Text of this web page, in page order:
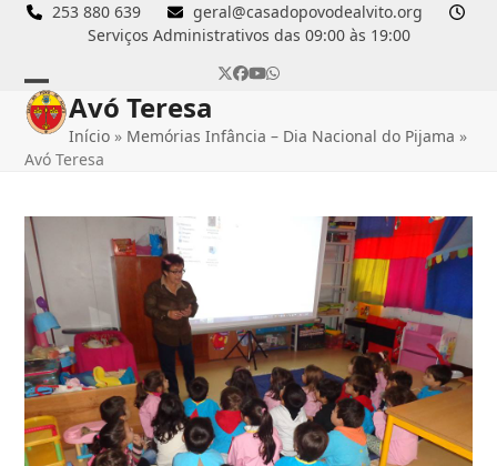
Skip
253 880 639
geral@casadopovodealvito.org
Serviços Administrativos das 09:00 às 19:00
Twitter
Facebook
YouTube
Whatsapp
Open
mobile
Close
mobile
Avó Teresa
Início » Memórias Infância – Dia Nacional do Pijama »
Avó Teresa